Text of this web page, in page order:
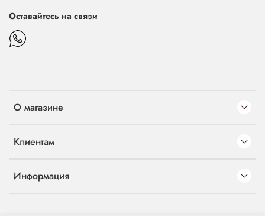
О магазине
Клиентам
Информация
Оставайтесь на связи